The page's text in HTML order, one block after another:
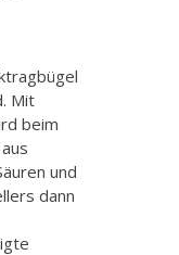
Mit
beim
und
dann